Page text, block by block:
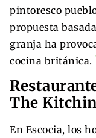
pintoresco
propuesta
granja ha
cocina británica.
The
En Escocia, los